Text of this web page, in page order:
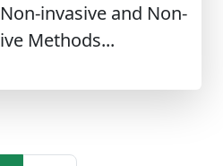
invasive and Non-
Methods...